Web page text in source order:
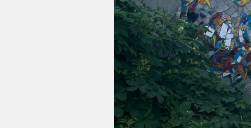
verlag
verlag
veranstaltungen
shop